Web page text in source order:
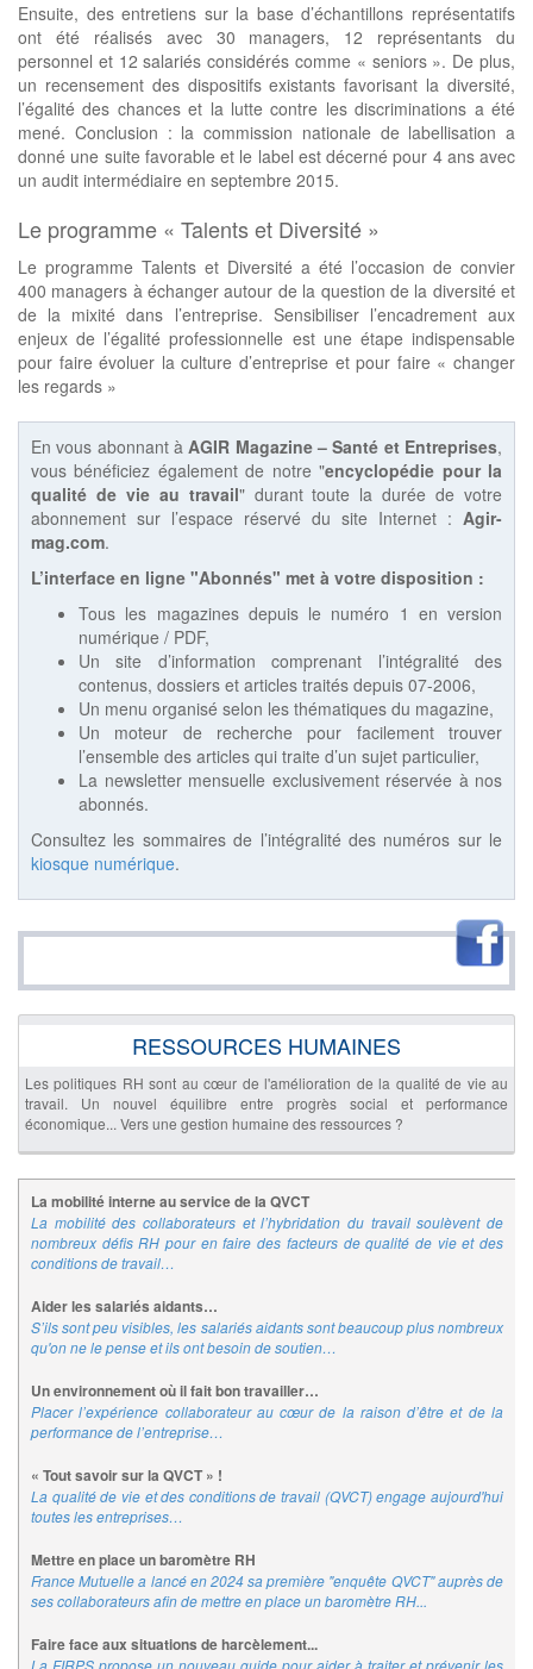
Ensuite, des entretiens sur la base d’échantillons représentatifs
ont été réalisés avec 30 managers, 12 représentants du
personnel et 12 salariés considérés comme « seniors ». De plus,
un recensement des dispositifs existants favorisant la diversité,
l’égalité des chances et la lutte contre les discriminations a été
mené. Conclusion : la commission nationale de labellisation a
donné une suite favorable et le label est décerné pour 4 ans avec
un audit intermédiaire en septembre 2015.
Le programme « Talents et Diversité »
Le programme Talents et Diversité a été l’occasion de convier
400 managers à échanger autour de la question de la diversité et
de la mixité dans l’entreprise. Sensibiliser l’encadrement aux
enjeux de l’égalité professionnelle est une étape indispensable
pour faire évoluer la culture d’entreprise et pour faire « changer
les regards »
En vous abonnant àAGIR Magazine – Santé et Entreprises,
vous bénéficiez également de notre "encyclopédie pour la
qualité de vie au travail" durant toute la durée de votre
abonnement sur l’espace réservé du site Internet : Agir-
mag.com.
L’interface en ligne "Abonnés" met à votre disposition :
Tous les magazines depuis le numéro 1 en version
numérique / PDF,
Un site d’information comprenant l’intégralité des
contenus, dossiers et articles traités depuis 07-2006,
Un menu organisé selon les thématiques du magazine,
Un moteur de recherche pour facilement trouver
l’ensemble des articles qui traite d’un sujet particulier,
La newsletter mensuelle exclusivement réservée à nos
abonnés.
Consultez les sommaires de l’intégralité des numéros sur le
kiosque numérique.
RESSOURCES HUMAINES
Les politiques RH sont au cœur de l'amélioration de la qualité de vie au
travail. Un nouvel équilibre entre progrès social et performance
économique... Vers une gestion humaine des ressources ?
La mobilité interne au service de la QVCT
La mobilité des collaborateurs et l’hybridation du travail soulèvent de
nombreux défis RH pour en faire des facteurs de qualité de vie et des
conditions de travail…
Aider les salariés aidants…
S’ils sont peu visibles, les salariés aidants sont beaucoup plus nombreux
qu'on ne le pense et ils ont besoin de soutien…
Un environnement où il fait bon travailler…
Placer l’expérience collaborateur au cœur de la raison d’être et de la
performance de l’entreprise…
« Tout savoir sur la QVCT » !
La qualité de vie et des conditions de travail (QVCT) engage aujourd'hui
toutes les entreprises…
Mettre en place un baromètre RH
France Mutuelle a lancé en 2024 sa première "enquête QVCT" auprès de
ses collaborateurs afin de mettre en place un baromètre RH...
Faire face aux situations de harcèlement...